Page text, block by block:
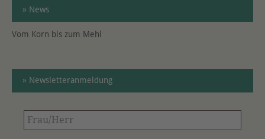
» News
Vom Korn bis zum Mehl
» Newsletteranmeldung
Frau/Herr